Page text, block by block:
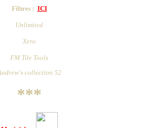
Filtres : ICI
Unlimited
Xero
FM Tile Tools
collection 52
***